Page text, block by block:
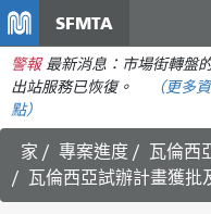
SFMTA
警報 最新消息：市場街轉盤
出站服務已恢復。
（更多
點）
家 專案進度
瓦倫西
瓦倫西亞試辦計畫獲批